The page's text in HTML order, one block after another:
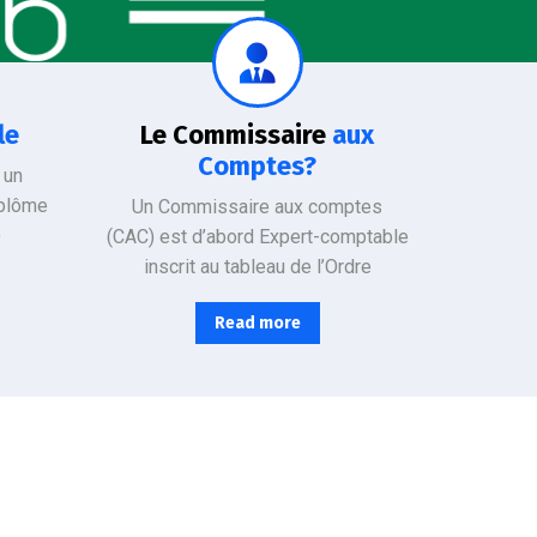
Le Commissaire aux
Comptes?
Un Commissaire aux comptes
(CAC) est d’abord Expert-comptable
inscrit au tableau de l’Ordre
Read more